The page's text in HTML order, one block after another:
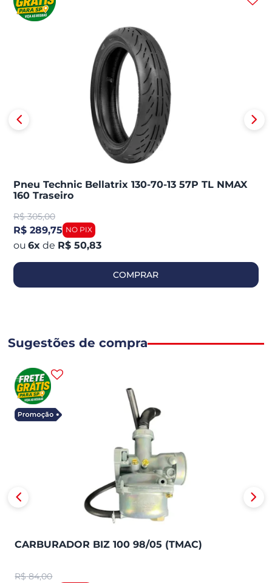
Pneu Technic Bellatrix 130-70-13 57P TL NMAX
160 Traseiro
R$ 305,00
R$ 289,75
6x de R$ 50,83
COMPRAR
Sugestões de compra
CARBURADOR BIZ 100 98/05 (TMAC)
R$ 84,00